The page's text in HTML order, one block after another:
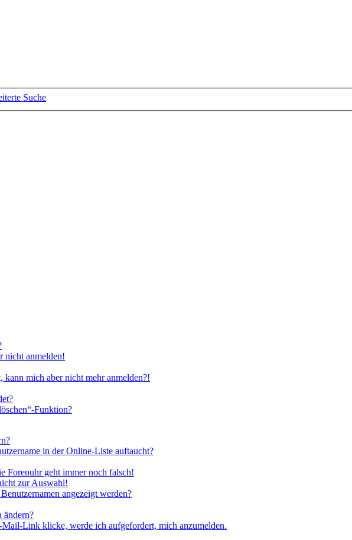
Suche
nicht anmelden!
mich aber nicht mehr anmelden?!
Funktion?
in der Online-Liste auftaucht?
Forenuhr geht immer noch falsch!
zur Auswahl!
angezeigt werden?
ändern?
Link klicke, werde ich aufgefordert, mich anzumelden.